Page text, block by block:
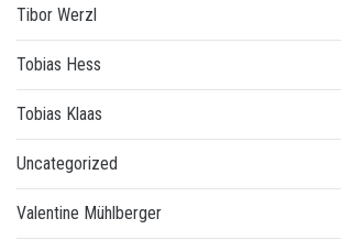
Tibor Werzl
Tobias Hess
Tobias Klaas
Uncategorized
Valentine Mühlberger